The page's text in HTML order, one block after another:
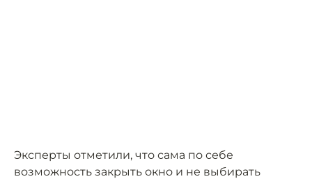
Эксперты отметили, что сама по себе
возможность закрыть окно и не выбирать